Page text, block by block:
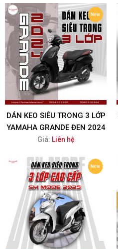
DÁN KEO SIÊU TRONG 3 LỚP
YAMAHA GRANDE ĐEN 2024
Giá: Liên hệ